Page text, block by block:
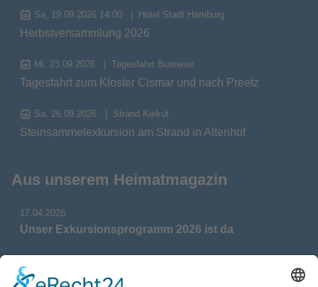
Sa, 19.09.2026 14:00 Hotel Stadt Hamburg
Herbstversammlung 2026
Mi, 23.09.2026 Tagesfahrt Busreise
Tagesfahrt zum Kloster Cismar und nach Preetz
Sa, 26.09.2026 Strand Kiekut
Steinsammelexkursion am Strand in Altenhof
Aus unserem Heimatmagazin
17.04.2026
Unser Exkursionsprogramm 2026 ist da
17.04.2026
Verdienstmedaille für Telse Stoy